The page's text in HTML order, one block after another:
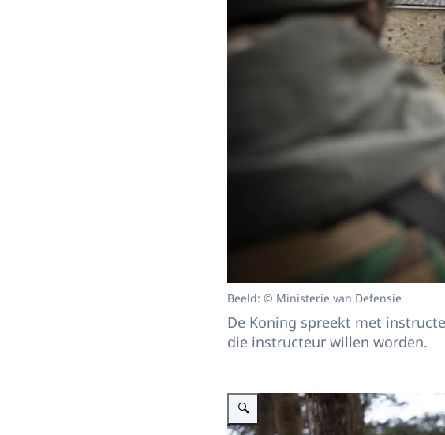
Beeld: © Ministerie van Defensie
De Koning spreekt met
die instructeur willen worden.
Vergroot afbeelding Operatie Interflex in